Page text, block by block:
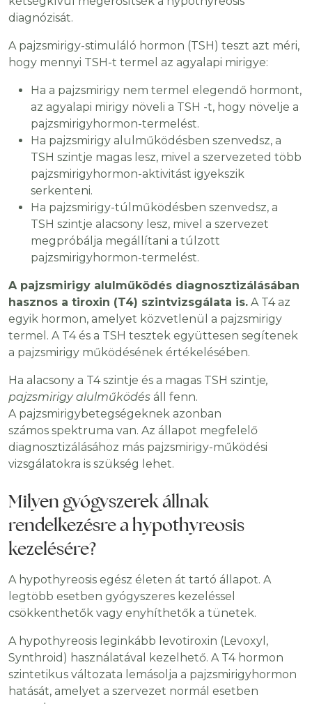
diagnózisát.
A pajzsmirigy-stimuláló hormon (TSH) teszt azt méri,
hogy mennyi TSH-t termel az agyalapi mirigye:
Ha a pajzsmirigy nem termel elegendő hormont,
az agyalapi mirigy növeli a TSH -t, hogy növelje a
pajzsmirigyhormon-termelést.
Ha pajzsmirigy alulműködésben szenvedsz, a
TSH szintje magas lesz, mivel a szervezeted több
pajzsmirigyhormon-aktivitást igyekszik
serkenteni.
Ha pajzsmirigy-túlműködésben szenvedsz, a
TSH szintje alacsony lesz, mivel a szervezet
megpróbálja megállítani a túlzott
pajzsmirigyhormon-termelést.
A pajzsmirigy alulműködés diagnosztizálásában
hasznos a tiroxin (T4) szintvizsgálata is. A T4 az
egyik hormon, amelyet közvetlenül a pajzsmirigy
termel. A T4 és a TSH tesztek együttesen segítenek
a pajzsmirigy működésének értékelésében.
Ha alacsony a T4 szintje és a magas TSH szintje,
pajzsmirigy alulműködés áll fenn.
A pajzsmirigybetegségeknek azonban
számos spektruma van. Az állapot megfelelő
diagnosztizálásához más pajzsmirigy-működési
vizsgálatokra is szükség lehet.
Milyen gyógyszerek állnak
rendelkezésre a hypothyreosis
kezelésére?
A hypothyreosis egész életen át tartó állapot. A
legtöbb esetben gyógyszeres kezeléssel
csökkenthetők vagy enyhíthetők a tünetek.
A hypothyreosis leginkább levotiroxin (Levoxyl,
Synthroid) használatával kezelhető. A T4 hormon
szintetikus változata lemásolja a pajzsmirigyhormon
hatását, amelyet a szervezet normál esetben